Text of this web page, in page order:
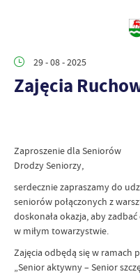
29 - 08 - 2025
Zajęcia
Zaproszenie dla Seniorów
Drodzy Seniorzy,
serdecznie zapraszamy do
seniorów połączonych z
doskonała okazja, aby
w miłym towarzystwie.
Zajęcia odbędą się w ramach
„Senior aktywny – Senior